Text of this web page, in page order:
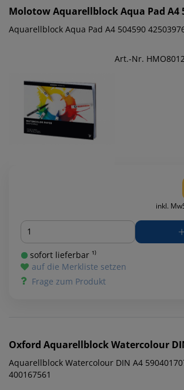
MolotowAquarellblock Aqua Pad A4
Aquarellblock Aqua Pad A4 504590
Art.-Nr.
inkl.
Menge
sofort lieferbar ¹⁾
auf die Merkliste setzen
Frage zum Produkt
Oxford Aquarellblock Watercolour
Aquarellblock Watercolour DIN A4
400167561